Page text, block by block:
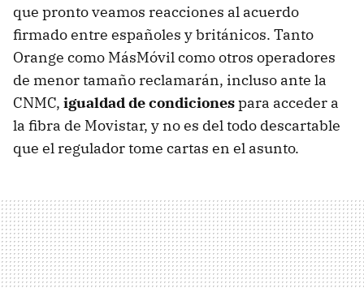
que pronto veamos reacciones al acuerdo
firmado entre españoles y británicos. Tanto
Orange como MásMóvil como otros operadores
de menor tamaño reclamarán, incluso ante la
CNMC, igualdad de condicionespara acceder a
la fibra de Movistar, y no es del todo descartable
que el regulador tome cartas en el asunto.